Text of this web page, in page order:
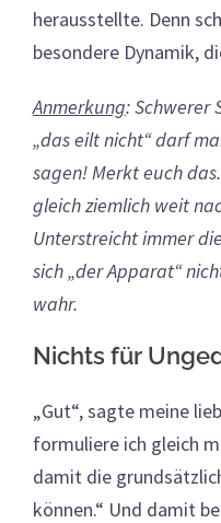
herausstellte. Denn
besondere Dynamik,
Anmerkung: Schwerer
„das eilt nicht“ darf
sagen! Merkt euch
gleich ziemlich weit
Unterstreicht immer
sich „der Apparat“
wahr.
Nichts für
„Gut“, sagte meine
formuliere ich gleich
damit die
können.“ Und damit